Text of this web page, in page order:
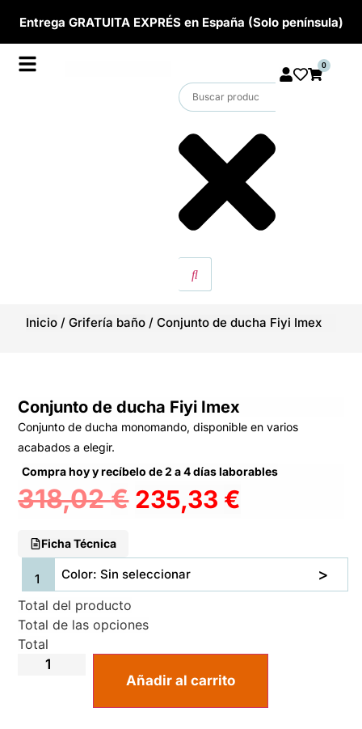
Entrega GRATUITA EXPRÉS en España (Solo península)
0
Inicio /Grifería baño /Conjunto de ducha Fiyi Imex
Conjunto de ducha Fiyi Imex
Conjunto de ducha monomando, disponible en varios
acabados a elegir.
Compra hoy y recíbelo de 2 a 4 días laborables
318,02€ 235,33 €
Ficha Técnica
Color: Sin seleccionar
Total del producto
Total de las opciones
Total
Añadir al carrito